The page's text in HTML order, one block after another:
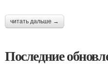
читать дальше →
Последние